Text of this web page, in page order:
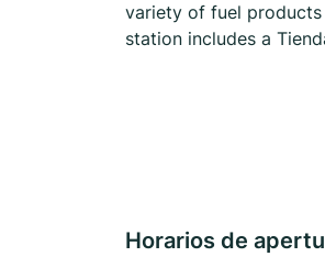
variety of fuel products
station includes a
Horarios de